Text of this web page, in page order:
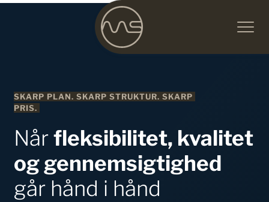
SKARP PLAN. SKARP STRUKTUR. SKARP
PRIS.
Når fleksibilitet, kvalitet
og gennemsigtighed
går hånd i hånd